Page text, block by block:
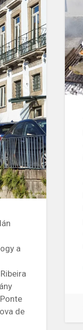
a
de